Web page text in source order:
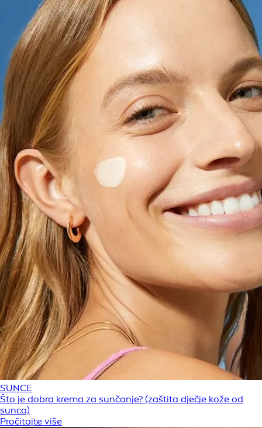
SUNCE
Što je dobra krema za sunčanje? (zaštita dječje kože od
sunca)
Pročitajte više